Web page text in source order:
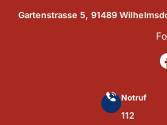
Gartenstrasse 5, 91489
https://www.facebook.com/p/Feuerwehr-
Notruf
112